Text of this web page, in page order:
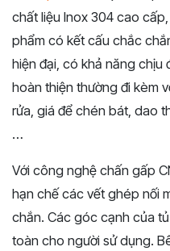
chất liệu Inox 304 cao
phẩm có kết cấu chắc
hiện đại, có khả năng chịu
hoàn thiện thường đi kèm
rửa, giá để chén bát, dao
…
Với công nghệ chấn gấp
hạn chế các vết ghép nối
chắn. Các góc cạnh của
toàn cho người sử dụng.